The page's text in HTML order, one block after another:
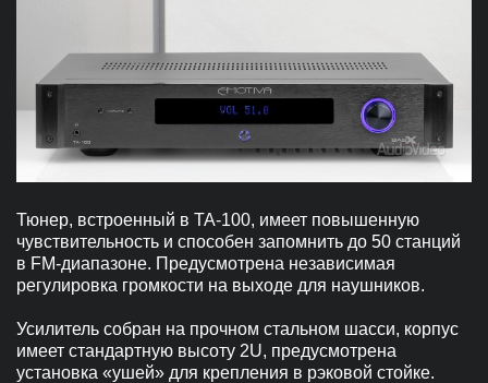
Тюнер, встроенный в ТА-100, имеет повышенную
чувствительность и способен запомнить до 50 станций
в FM-диапазоне. Предусмотрена независимая
регулировка громкости на выходе для наушников.
Усилитель собран на прочном стальном шасси, корпус
имеет стандартную высоту 2U, предусмотрена
установка «ушей» для крепления в рэковой стойке.